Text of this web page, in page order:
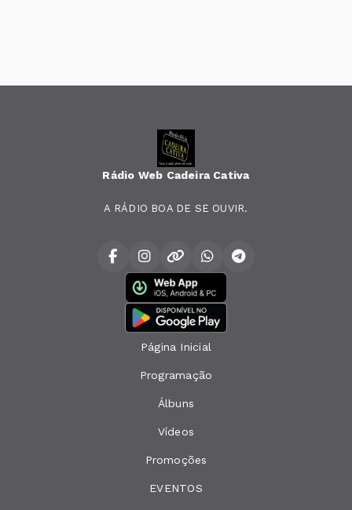
Rádio Web Cadeira Cativa
A RÁDIO BOA DE SE OUVIR.
Página Inicial
Programação
Álbuns
Vídeos
Promoções
EVENTOS